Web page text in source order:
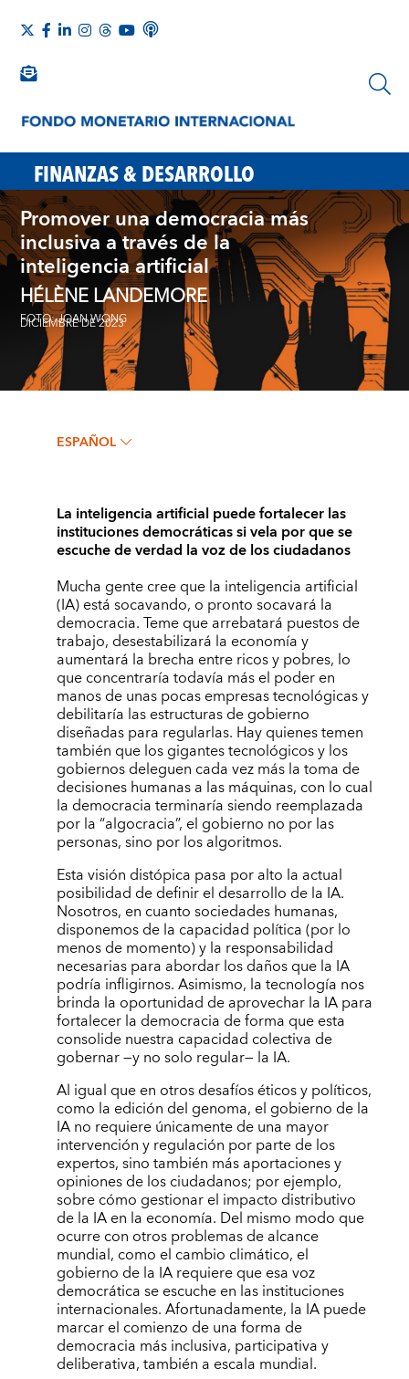
FINANZAS & DESARROLLO
Promover una democracia más
inclusiva a través de la
inteligencia artificial
HÉLÈNE LANDEMORE
DICIEMBRE DE 2023
FOTO: JOAN WONG
ESPAÑOL
La inteligencia artificial puede fortalecer las
instituciones democráticas si vela por que se
escuche de verdad la voz de los ciudadanos
Mucha gente cree que la inteligencia artificial
(IA) está socavando, o pronto socavará la
democracia. Teme que arrebatará puestos de
trabajo, desestabilizará la economía y
aumentará la brecha entre ricos y pobres, lo
que concentraría todavía más el poder en
manos de unas pocas empresas tecnológicas y
debilitaría las estructuras de gobierno
diseñadas para regularlas. Hay quienes temen
también que los gigantes tecnológicos y los
gobiernos deleguen cada vez más la toma de
decisiones humanas a las máquinas, con lo cual
la democracia terminaría siendo reemplazada
por la “algocracia”, el gobierno no por las
personas, sino por los algoritmos.
Esta visión distópica pasa por alto la actual
posibilidad de definir el desarrollo de la IA.
Nosotros, en cuanto sociedades humanas,
disponemos de la capacidad política (por lo
menos de momento) y la responsabilidad
necesarias para abordar los daños que la IA
podría infligirnos. Asimismo, la tecnología nos
brinda la oportunidad de aprovechar la IA para
fortalecer la democracia de forma que esta
consolide nuestra capacidad colectiva de
gobernar —y no solo regular— la IA.
Al igual que en otros desafíos éticos y políticos,
como la edición del genoma, el gobierno de la
IA no requiere únicamente de una mayor
intervención y regulación por parte de los
expertos, sino también más aportaciones y
opiniones de los ciudadanos; por ejemplo,
sobre cómo gestionar el impacto distributivo
de la IA en la economía. Del mismo modo que
ocurre con otros problemas de alcance
mundial, como el cambio climático, el
gobierno de la IA requiere que esa voz
democrática se escuche en las instituciones
internacionales. Afortunadamente, la IA puede
marcar el comienzo de una forma de
democracia más inclusiva, participativa y
deliberativa, también a escala mundial.